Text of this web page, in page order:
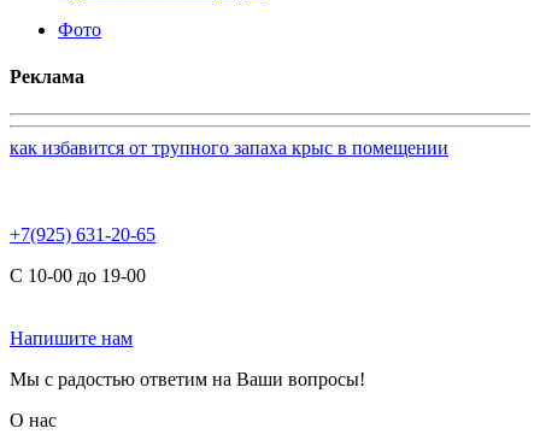
Фото
Реклама
как избавится от трупного запаха крыс в помещении
+7(925) 631-20-65
С 10-00 до 19-00
Напишите нам
Мы с радостью ответим на Ваши вопросы!
О нас